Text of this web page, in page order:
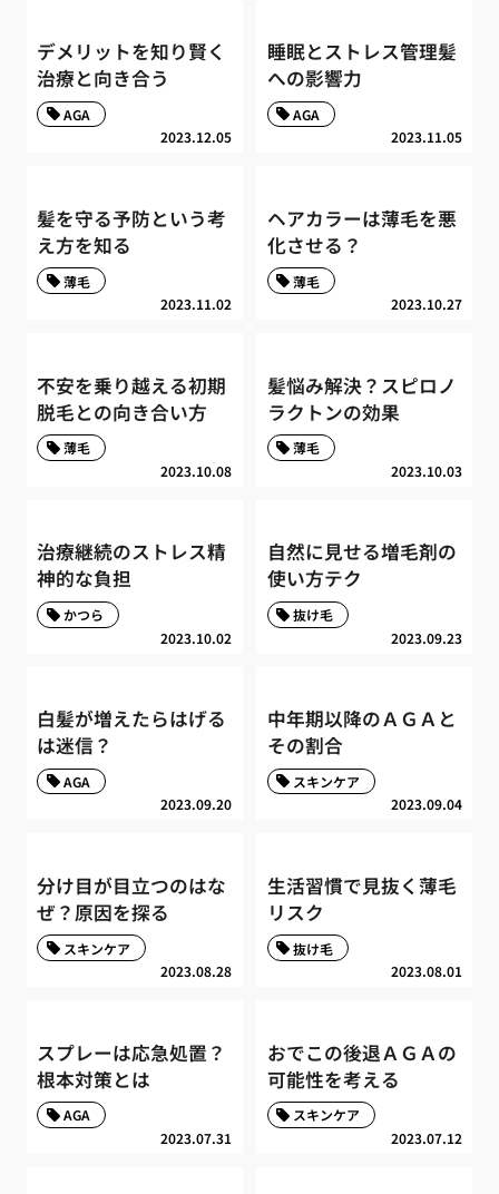
デメリットを知り賢く
治療と向き合う
2023.12.05
AGA
睡眠とストレス管理髪
への影響力
2023.11.05
AGA
髪を守る予防という考
え方を知る
2023.11.02
薄毛
ヘアカラーは薄毛を悪
化させる？
2023.10.27
薄毛
不安を乗り越える初期
脱毛との向き合い方
2023.10.08
薄毛
髪悩み解決？スピロノ
ラクトンの効果
2023.10.03
薄毛
治療継続のストレス精
神的な負担
2023.10.02
かつら
自然に見せる増毛剤の
使い方テク
2023.09.23
抜け毛
白髪が増えたらはげる
は迷信？
2023.09.20
AGA
中年期以降のＡＧＡと
その割合
2023.09.04
スキンケア
分け目が目立つのはな
ぜ？原因を探る
2023.08.28
スキンケア
生活習慣で見抜く薄毛
リスク
2023.08.01
抜け毛
スプレーは応急処置？
根本対策とは
2023.07.31
AGA
おでこの後退ＡＧＡの
可能性を考える
2023.07.12
スキンケア